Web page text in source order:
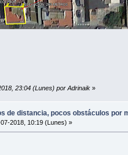
23:04 (Lunes) por Adrinaik »
de distancia, pocos obstáculos por
2018, 10:19 (Lunes) »